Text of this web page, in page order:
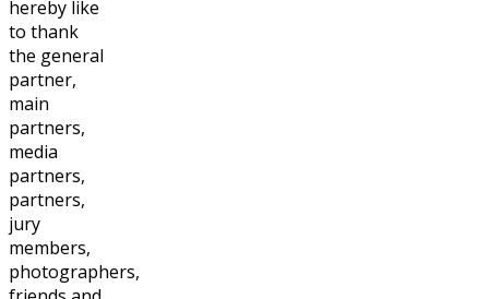
hereby like
to thank
the general
partner,
main
partners,
media
partners,
partners,
jury
members,
photographers,